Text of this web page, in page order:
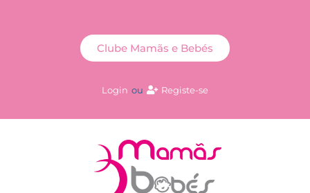
Login ou Registe-se
Clube Mamãs e Bebés